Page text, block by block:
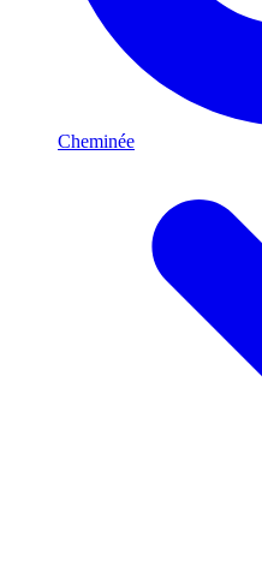
Cheminée